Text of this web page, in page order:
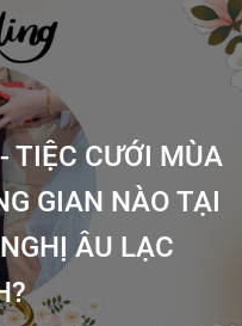
TIỆC CƯỚI MÙA
GIAN NÀO TẠI
ÂU LẠC